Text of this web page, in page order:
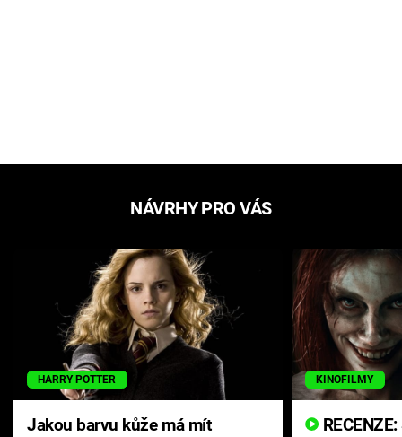
NÁVRHY PRO VÁS
HARRY POTTER
Jakou barvu kůže má mít
KINOFILMY